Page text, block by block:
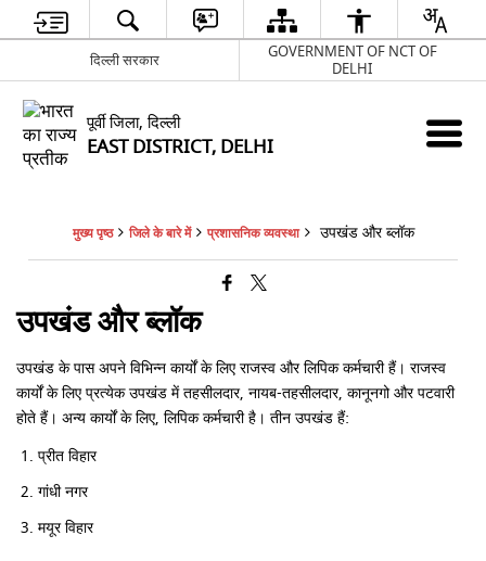
दिल्ली सरकार
GOVERNMENT OF NCT OF
DELHI
पूर्वी जिला, दिल्ली
EAST DISTRICT, DELHI
मुख्य पृष्ठ जिले के बारे में प्रशासनिक व्यवस्था उपखंड और ब्लॉक
उपखंड और ब्लॉक
उपखंड के पास अपने विभिन्न कार्यों के लिए राजस्व और लिपिक कर्मचारी हैं। राजस्व
कार्यों के लिए प्रत्येक उपखंड में तहसीलदार, नायब-तहसीलदार, कानूनगो और पटवारी
होते हैं। अन्य कार्यों के लिए, लिपिक कर्मचारी है। तीन उपखंड हैं:
प्रीत विहार
गांधी नगर
मयूर विहार